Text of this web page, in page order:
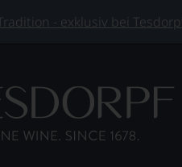
- exklusiv bei